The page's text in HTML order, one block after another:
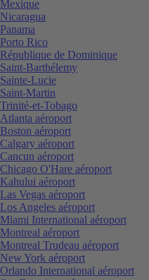
Mexique
Nicaragua
Panama
Porto Rico
République de Dominique
Saint-Barthélemy
Sainte-Lucie
Saint-Martin
Trinité-et-Tobago
Atlanta aéroport
Boston aéroport
Calgary aéroport
Cancun aéroport
Chicago O'Hare aéroport
Kahului aéroport
Las Vegas aéroport
Los Angeles aéroport
Miami International aéroport
Montreal aéroport
Montreal Trudeau aéroport
New York aéroport
Orlando International aéroport